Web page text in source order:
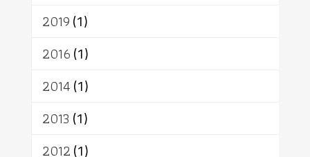
2019(1)
2016(1)
2014(1)
2013 (1)
2012(1)